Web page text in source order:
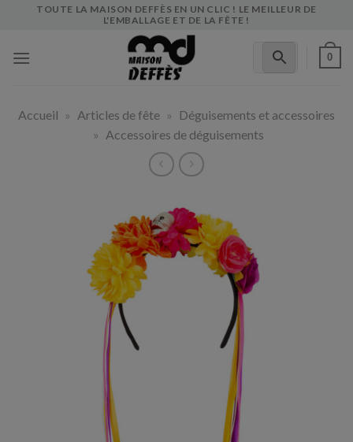
TOUTE LA MAISON DEFFÈS EN UN CLIC ! LE MEILLEUR DE
L'EMBALLAGE ET DE LA FÊTE !
0
Accueil » Articles de fête »
Déguisements et accessoires
» Accessoires de déguisements